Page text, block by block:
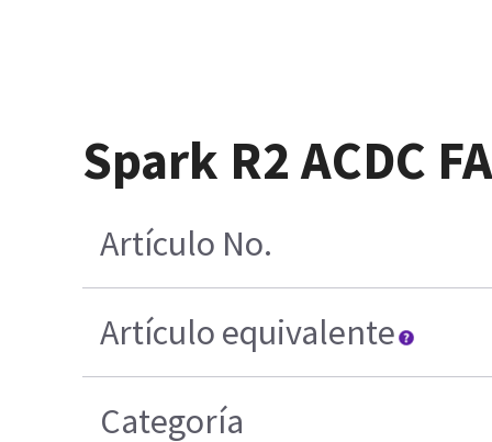
Spark R2 ACDC
Artículo No.
Artículo equivalente
Categoría